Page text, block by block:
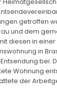
getroffen
und dem
diesen in
in
bei.
Wohnung
der